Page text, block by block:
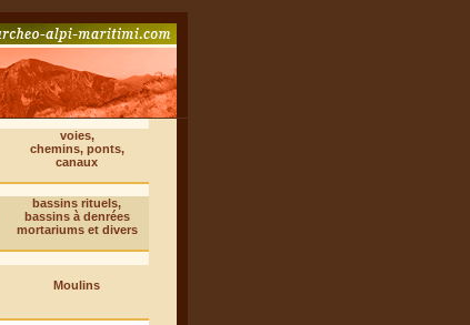
voies,
chemins, ponts,
canaux
bassins rituels,
bassins à denrées
mortariums et divers
Moulins